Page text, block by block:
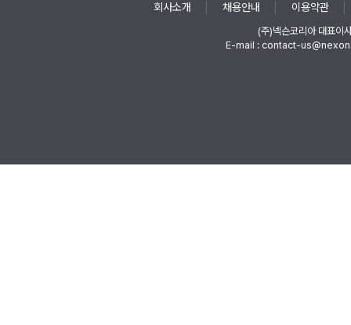
회사소개 채용안내 이용약관
(주)넥슨코리아 대표이
E-mail : contact-